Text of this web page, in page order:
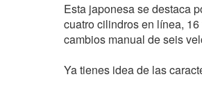
Esta japonesa se destaca
cuatro cilindros en línea,
cambios manual de seis
Ya tienes idea de las